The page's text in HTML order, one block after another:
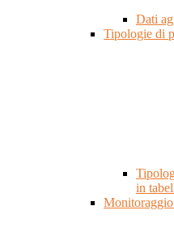
Dati
Tipologie di
in